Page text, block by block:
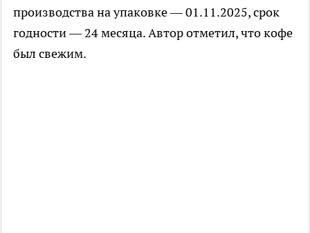
производства на упаковке — 01.11.2025, срок
годности — 24 месяца. Автор отметил, что кофе
был свежим.